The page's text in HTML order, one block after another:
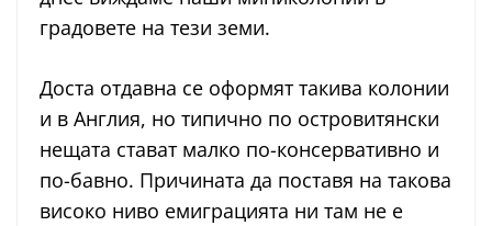
градовете на тези земи.
Доста отдавна се оформят такива колонии
и в Англия, но типично по островитянски
нещата стават малко по-консервативно и
по-бавно. Причината да поставя на такова
високо ниво емиграцията ни там не е